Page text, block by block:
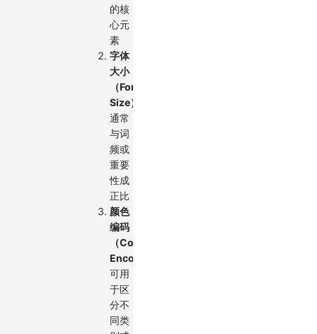
的核
心元
素
字体
大小
（Font
Size）
通常
与词
频或
重要
性成
正比
颜色
编码
（Color
Encoding）
可用
于区
分不
同类